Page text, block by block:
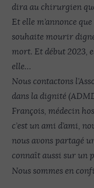
dira au chirurgien
Et elle m’annonce
souhaite mourir
mort. Et début 2023,
elle…
Nous contactons
dans la dignité
François, médecin
c’est un ami d’ami,
nous avons partagé
connaît aussi sur un
Nous sommes en